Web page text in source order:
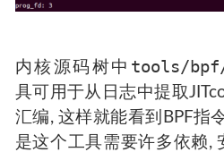
内核源码树中 tools/
具可用于从日志中提取
汇编, 这样就能看到BPF指
是这个工具需要许多依赖,